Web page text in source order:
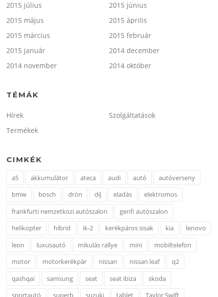
2015 július
2015 június
2015 május
2015 április
2015 március
2015 február
2015 január
2014 december
2014 november
2014 október
TÉMÁK
Hírek
Szolgáltatások
Termékek
CIMKÉK
a5 akkumulátor ateca audi autó
autóverseny
bmw
bosch drón díj eladás
elektromos
frankfurti nemzetközi autószalon
genfi autószalon
helikopter
hibrid ik-2 kerékpáros sisak kia
lenovo
leon
luxusautó mikulás rallye mini
mobiltelefon
motor
motorkerékpár nissan nissan leaf
q2
qashqai
samsung seat seat ibiza
skoda